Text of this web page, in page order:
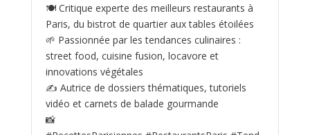
🍽️ Critique experte des meilleurs restaurants à
Paris, du bistrot de quartier aux tables étoilées
🌱 Passionnée par les tendances culinaires :
street food, cuisine fusion, locavore et
innovations végétales
✍️ Autrice de dossiers thématiques, tutoriels
vidéo et carnets de balade gourmande
📸